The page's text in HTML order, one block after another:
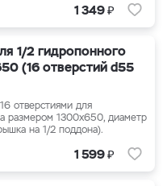
1 349₽
1/2 гидропонного
(16 отверстий d55
отверстиями для
размером 1300x650, диаметр
на 1/2 поддона).
1 599₽